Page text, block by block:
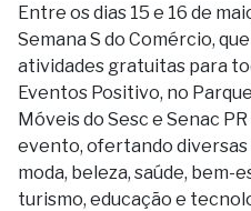
Entre os dias 15 e 16 de
Semana S do Comércio,
atividades gratuitas para
Eventos Positivo, no
Móveis do Sesc e Senac
evento, ofertando diversas
moda, beleza, saúde, bem-
turismo, educação e